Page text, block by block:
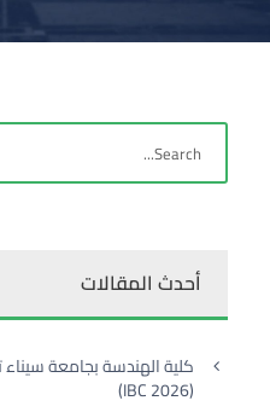
أحدث المقالات
كلية الهندسة بجامعة
(IBC 2026)